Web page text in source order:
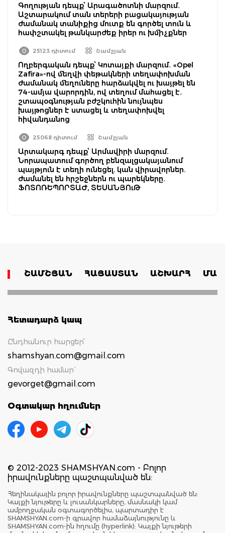
Գողության դեպք՝ Արագածոտնի մարզում․
Աշտարակում տան տերերի բացակայության
ժամանակ տանիքից մուտք են գործել տուն և
հափշտակել թանկարժեք իրեր ու խմիչքներ
25123 դիտում Շամշյան
Ողբերգական դեպք՝ Կոտայքի մարզում․ «Opel
Zafira»-ով մեղվի փեթակների տեղափոխման
ժամանակ մեղուները հարձակվել ու խայթել են
74-ամյա վարորդին, ով տեղում մահացել է․
շտապօգնության բժշկուհին նույնպես
խայթոցներ է ստացել և տեղափոխվել
հիվանդանոց
25068 դիտում Շամշյան
Արտակարգ դեպք՝ Արմավիրի մարզում.
Նորապատում գործող բենզալցակայանում
պայթյուն է տեղի ունեցել. կան վիրավորներ.
ժամանել են հրշեջներն ու պարեկները.
ՖՈՏՈՌԵՊՈՐՏԱԺ, ՏԵՍԱՆՅՈւԹ
ՇԱՄՇՅԱՆ ՀԱՅԱՍՏԱՆ ԱՇԽԱՐՀ
Հետադարձ կապ
Ընդհանուր հարցեր՝
shamshyan.com@gmail.com
Գովազդի համար`
gevorget@gmail.com
Օգտակար հղումներ
© 2012-2023 SHAMSHYAN.com - Բոլոր
իրավունքները պաշտպանված են:
Հեղինակային բոլոր իրավունքները պաշտպանված են:
Կայքի նյութերը և լուսանկարները, մասնակի կամ
ամբողջական օգտագործելիս, պարտադիր է
SHAMSHYAN.com-ի գրավոր համաձայնությունը և
SHAMSHYAN.com-ին հղումը (hyperlink): Կայքի նյութերի